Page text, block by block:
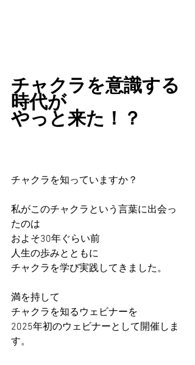
チャクラを意識する
時代が
やっと来た！？
チャクラを知っていますか？
私がこのチャクラという言葉に出会っ
たのは
およそ30年ぐらい前
人生の歩みとともに
チャクラを学び実践してきました。
満を持して
チャクラを知るウェビナーを
2025年初のウェビナーとして開催しま
す。